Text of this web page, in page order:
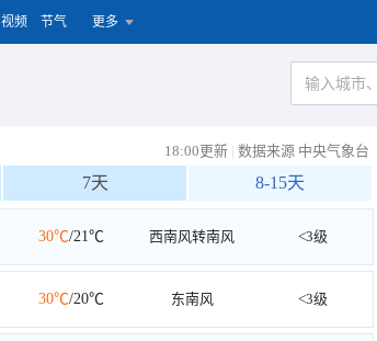
视频 节气 更多
18:00更新 | 数据来源 中央气象台
7天 8-15天
30℃/21℃ 西南风转南风 <3级
30℃/20℃ 东南风 <3级